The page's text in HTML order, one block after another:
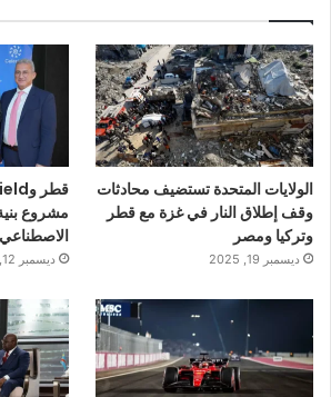
الولايات المتحدة تستضيف محادثات
وقف إطلاق النار في غزة مع قطر
وتركيا ومصر
ديسمبر 19, 2025
مشروع
الاصطناعي بـ20 مليار
ديسمبر 12, 2025